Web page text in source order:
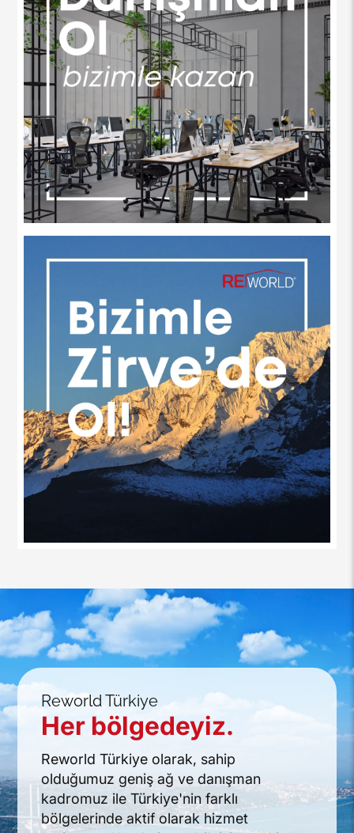
Reworld Türkiye
Her bölgedeyiz.
Reworld Türkiye olarak, sahip
olduğumuz geniş ağ ve danışman
kadromuz ile Türkiye'nin farklı
bölgelerinde aktif olarak hizmet